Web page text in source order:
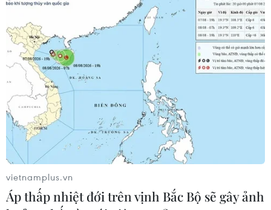
Theo dõi VietnamPlus
TIN LIÊN QUAN
vietnamplus.vn
Áp thấp nhiệt đới trên vịnh Bắc Bộ sẽ gây ảnh